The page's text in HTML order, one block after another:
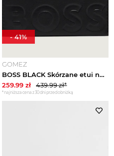
GOMEZ
BOSS BLACK Skórzane etui na karty Big BB_S
259.99 zł 439.99zł*
*najniższa cena z 30 dni przed obniżką
-41%